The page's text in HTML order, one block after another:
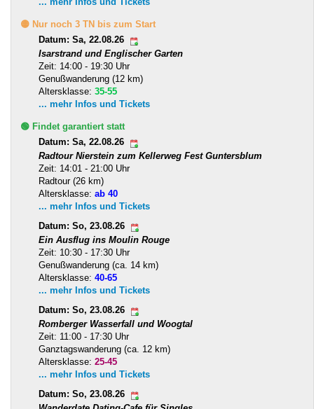
🟡 Nur noch 3 TN bis zum Start
Datum: Sa, 22.08.26
Isarstrand und Englischer Garten
Zeit: 14:00 - 19:30 Uhr
Genußwanderung (12 km)
Altersklasse: 35-55
... mehr Infos und Tickets
🟢 Findet garantiert statt
Datum: Sa, 22.08.26
Radtour Nierstein zum Kellerweg Fest Guntersblum
Zeit: 14:01 - 21:00 Uhr
Radtour (26 km)
Altersklasse: ab 40
... mehr Infos und Tickets
Datum: So, 23.08.26
Ein Ausflug ins Moulin Rouge
Zeit: 10:30 - 17:30 Uhr
Genußwanderung (ca. 14 km)
Altersklasse: 40-65
... mehr Infos und Tickets
Datum: So, 23.08.26
Romberger Wasserfall und Woogtal
Zeit: 11:00 - 17:30 Uhr
Ganztagswanderung (ca. 12 km)
Altersklasse: 25-45
... mehr Infos und Tickets
Datum: So, 23.08.26